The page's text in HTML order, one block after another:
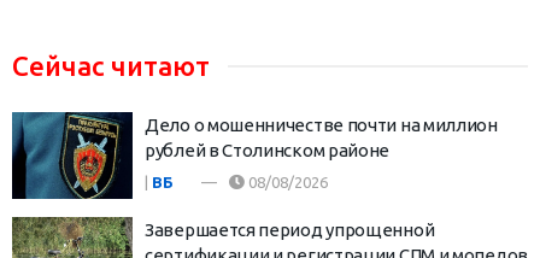
Сейчас читают
Дело о мошенничестве почти на миллион
рублей в Столинском районе
ВБ 08/08/2026
Завершается период упрощенной